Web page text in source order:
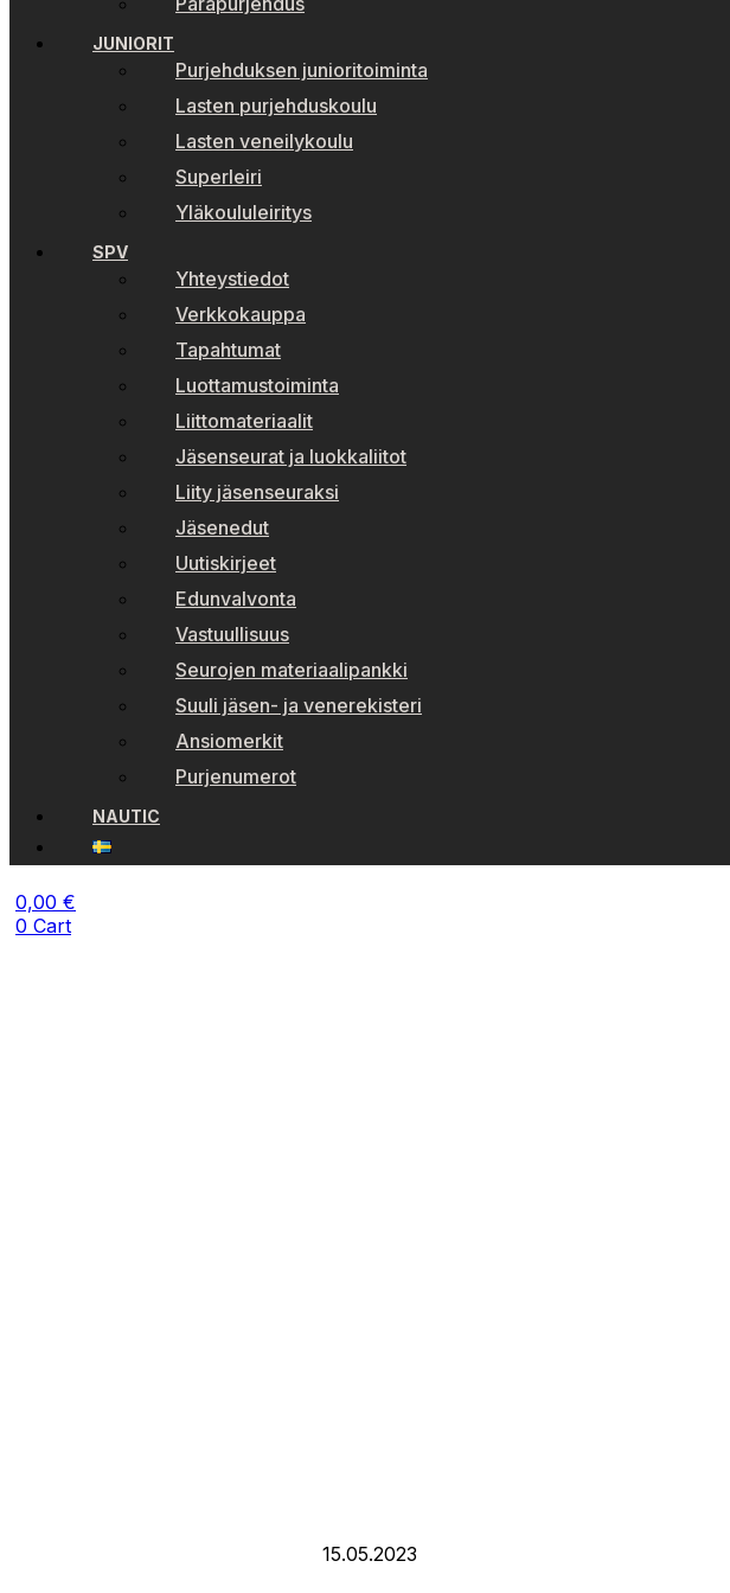
JUNIORIT
Purjehduksen junioritoiminta
Lasten purjehduskoulu
Lasten veneilykoulu
Superleiri
Yläkoululeiritys
SPV
Yhteystiedot
Verkkokauppa
Tapahtumat
Luottamustoiminta
Liittomateriaalit
Jäsenseurat ja luokkaliitot
Liity jäsenseuraksi
Jäsenedut
Uutiskirjeet
Edunvalvonta
Vastuullisuus
Seurojen materiaalipankki
Suuli jäsen- ja venerekisteri
Ansiomerkit
Purjenumerot
NAUTIC
0,00 €
0 Cart
15.05.2023